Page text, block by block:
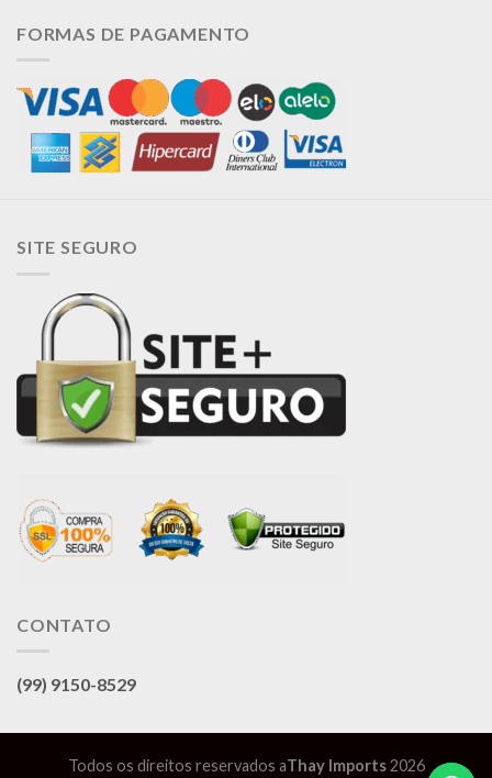
FORMAS DE PAGAMENTO
SITE SEGURO
CONTATO
(99) 9150-8529
Todos os direitos reservados aThay Imports2026